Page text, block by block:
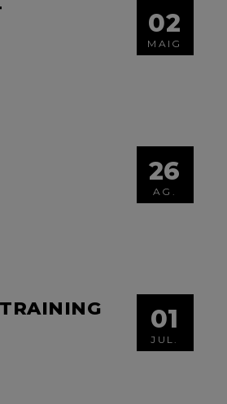
02
MAIG
26
AG.
01
JUL.